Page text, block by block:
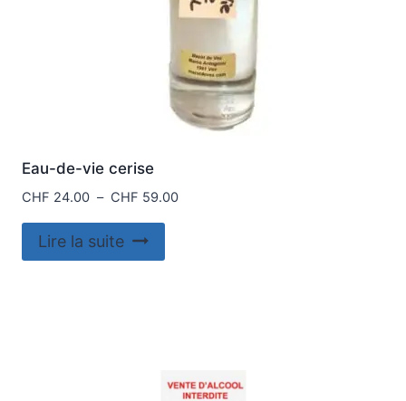
du
Eau-de-vie cerise
CHF 24.00 – CHF 59.00Plage
Lire la suite